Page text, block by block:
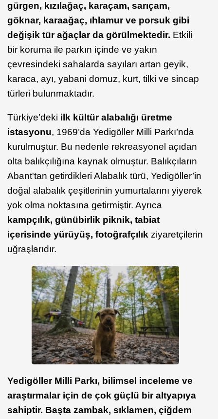
gürgen, kızılağaç, karaçam, sarıçam,
göknar, karaağaç, ıhlamur ve porsuk gibi
değişik tür ağaçlar da görülmektedir. Etkili
bir koruma ile parkın içinde ve yakın
çevresindeki sahalarda sayıları artan geyik,
karaca, ayı, yabani domuz, kurt, tilki ve sincap
türleri bulunmaktadır.
Türkiye’deki ilk kültür alabalığı üretme
istasyonu, 1969’da Yedigöller Milli Parkı’nda
kurulmuştur. Bu nedenle rekreasyonel açıdan
olta balıkçılığına kaynak olmuştur. Balıkçıların
Abant'tan getirdikleri Alabalık türü, Yedigöller’in
doğal alabalık çeşitlerinin yumurtalarını yiyerek
yok olma noktasına getirmiştir. Ayrıca
kampçılık, günübirlik piknik, tabiat
içerisinde yürüyüş, fotoğrafçılık ziyaretçilerin
uğraşlarıdır.
Yedigöller Milli Parkı, bilimsel inceleme ve
araştırmalar için de çok güçlü bir altyapıya
sahiptir. Başta zambak, sıklamen, çiğdem